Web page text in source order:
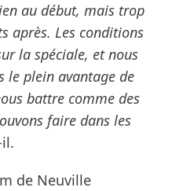
au début, mais trop
après. Les conditions
la spéciale, et nous
le plein avantage de
battre comme des
faire dans les
de Neuville